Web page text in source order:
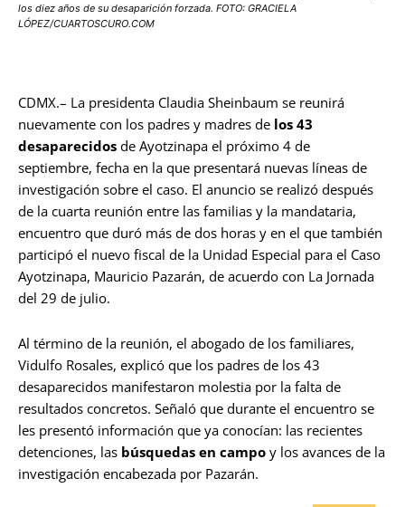
los diez años de su desaparición forzada. FOTO: GRACIELA
LÓPEZ/CUARTOSCURO.COM
CDMX.– La presidenta Claudia Sheinbaum se reunirá
nuevamente con los padres y madres de los 43
desaparecidos de Ayotzinapa el próximo 4 de
septiembre, fecha en la que presentará nuevas líneas de
investigación sobre el caso. El anuncio se realizó después
de la cuarta reunión entre las familias y la mandataria,
encuentro que duró más de dos horas y en el que también
participó el nuevo fiscal de la Unidad Especial para el Caso
Ayotzinapa, Mauricio Pazarán, de acuerdo con La Jornada
del 29 de julio.
Al término de la reunión, el abogado de los familiares,
Vidulfo Rosales, explicó que los padres de los 43
desaparecidos manifestaron molestia por la falta de
resultados concretos. Señaló que durante el encuentro se
les presentó información que ya conocían: las recientes
detenciones, las búsquedas en campo y los avances de la
investigación encabezada por Pazarán.